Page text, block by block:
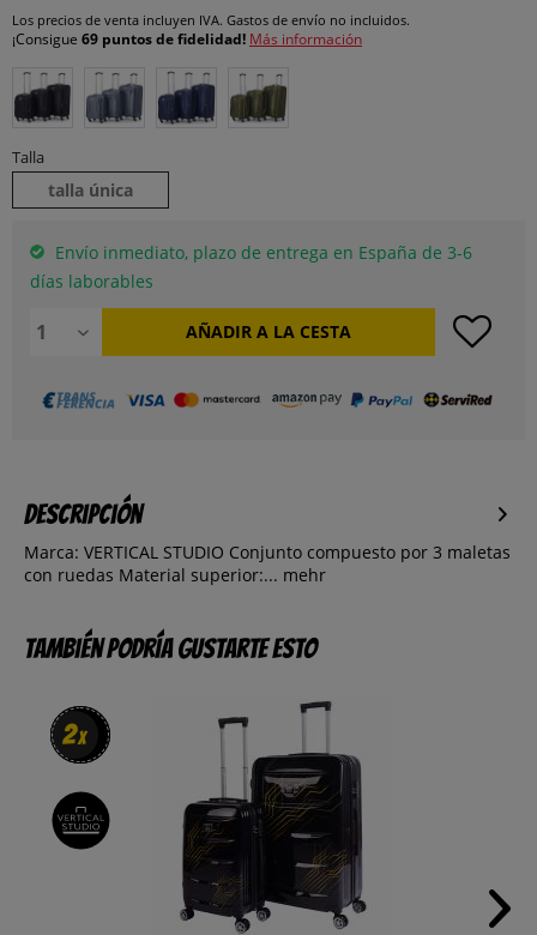
Los precios de venta incluyen IVA. Gastos de envío no incluidos.
¡Consigue 69 puntos de fidelidad! Más información
Talla
talla única
Envío inmediato, plazo de entrega en España de 3-6
días laborables
AÑADIR A LA CESTA
Descripción
Marca: VERTICAL STUDIO Conjunto compuesto por 3 maletas
con ruedas Material superior:... mehr
También podría gustarte esto
2x
2x